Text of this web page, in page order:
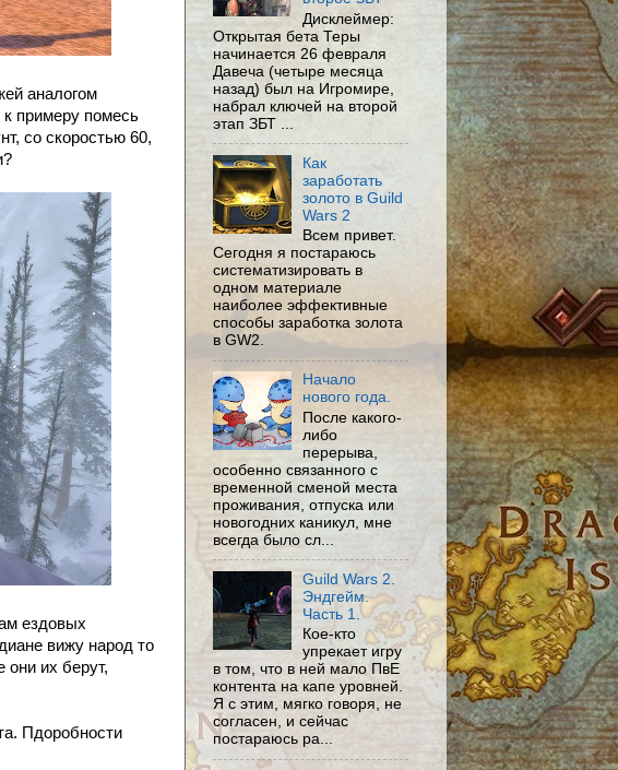
аналогом
примеру помесь
со скоростью 60,
ездовых
вижу народ то
они их берут,
Пдоробности
Дисклеймер:
Открытая бета Теры
начинается 26 февраля
Давеча (четыре месяца
назад) был на Игромире,
набрал ключей на второй
этап ЗБТ ...
Как
заработать
золото в Guild
Wars 2
Всем привет.
Сегодня я постараюсь
систематизировать в
одном материале
наиболее эффективные
способы заработка золота
в GW2.
Начало
нового года.
После какого-
либо
перерыва,
особенно связанного с
временной сменой места
проживания, отпуска или
новогодних каникул, мне
всегда было сл...
Guild Wars 2.
Эндгейм.
Часть 1.
Кое-кто
упрекает игру
в том, что в ней мало ПвЕ
контента на капе уровней.
Я с этим, мягко говоря, не
согласен, и сейчас
постараюсь ра...